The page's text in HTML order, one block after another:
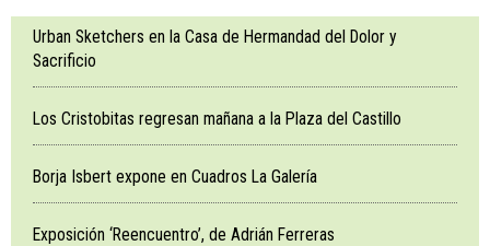
Urban Sketchers en la Casa de Hermandad del Dolor y
Sacrificio
Los Cristobitas regresan mañana a la Plaza del Castillo
Borja Isbert expone en Cuadros La Galería
Exposición ‘Reencuentro’, de Adrián Ferreras